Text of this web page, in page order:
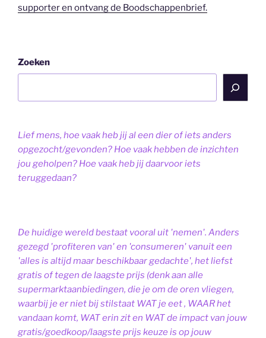
supporter en ontvang de Boodschappenbrief.
Zoeken
Lief mens, hoe vaak heb jij al een dier of iets anders
opgezocht/gevonden? Hoe vaak hebben de inzichten
jou geholpen? Hoe vaak heb jij daarvoor iets
teruggedaan?
De huidige wereld bestaat vooral uit 'nemen'. Anders
gezegd 'profiteren van' en 'consumeren' vanuit een
'alles is altijd maar beschikbaar gedachte', het liefst
gratis of tegen de laagste prijs (denk aan alle
supermarktaanbiedingen, die je om de oren vliegen,
waarbij je er niet bij stilstaat WAT je eet , WAAR het
vandaan komt, WAT erin zit en WAT de impact van jouw
gratis/goedkoop/laagste prijs keuze is op jouw